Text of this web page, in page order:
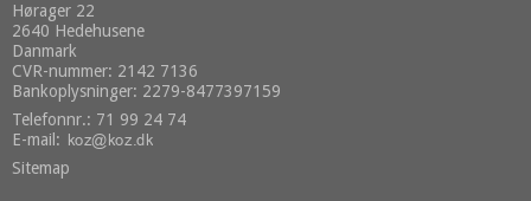
Hørager 22
2640 Hedehusene
Danmark
CVR-nummer: 2142 7136
Bankoplysninger: 2279-8477397159
Telefonnr.: 71 99 24 74
E-mail :
Sitemap